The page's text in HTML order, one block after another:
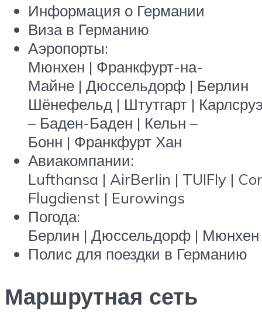
Информация о Германии
Виза в Германию
Аэропорты:
Мюнхен | Франкфурт-на-
Майне | Дюссельдорф | Берлин
Шёнефельд | Штутгарт |
– Баден-Баден | Кельн –
Бонн | Франкфурт Хан
Авиакомпании:
Lufthansa | AirBerlin | TUIFly |
Flugdienst | Eurowings
Погода:
Берлин | Дюссельдорф | Мюнхен
Полис для поездки в Германию
Маршрутная сеть